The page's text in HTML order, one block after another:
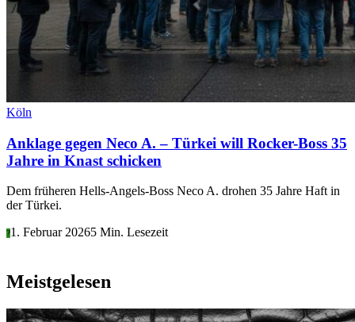
Köln
Anklage gegen Neco A. – Türkei will Rocker-Boss 35
Jahre in Knast schicken
Dem früheren Hells-Angels-Boss Neco A. drohen 35 Jahre Haft in
der Türkei.
?1. Februar 20265 Min. Lesezeit
Meistgelesen